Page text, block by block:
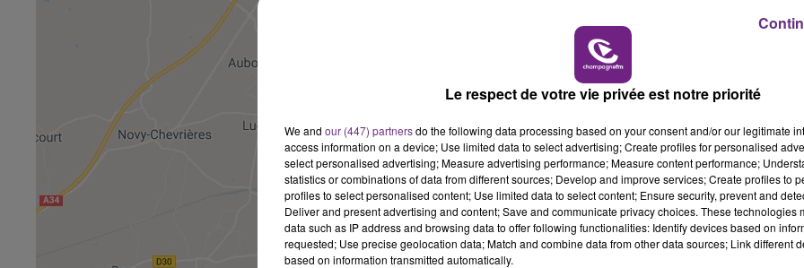
LE TICKET DE CAISSE
Le respect de votre vie privée est notre priorité
We and our (447) partnersdo the following data processing based on your consent and/or our legitimate
access information on a device; Use limited data to select advertising; Create profiles for personalised
select personalised advertising; Measure advertising performance; Measure content performance;
statistics or combinations of data from different sources; Develop and improve services; Create profiles to
profiles to select personalised content; Use limited data to select content; Ensure security, prevent and
Deliver and present advertising and content; Save and communicate privacy choices. These technologies
data such as IP address and browsing data to offer following functionalities: Identify devices based on
requested; Use precise geolocation data; Match and combine data from other data sources; Link different
based on information transmitted automatically.